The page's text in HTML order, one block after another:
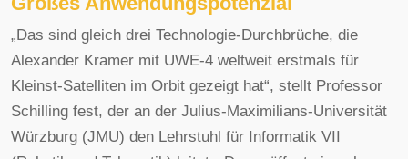
„Das sind gleich drei Technologie-Durchbrüche, die
Alexander Kramer mit UWE-4 weltweit erstmals für
Kleinst-Satelliten im Orbit gezeigt hat“, stellt Professor
Schilling fest, der an der Julius-Maximilians-Universität
Würzburg (JMU) den Lehrstuhl für Informatik VII